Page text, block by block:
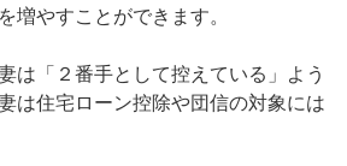
増やすことができます。
は「２番手として控えている」よう
は住宅ローン控除や団信の対象には